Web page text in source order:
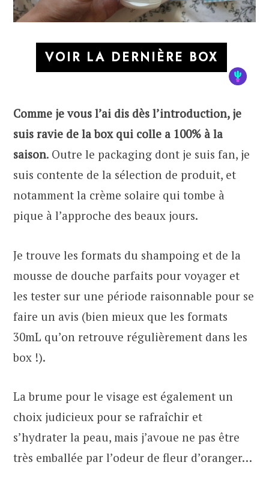
VOIR LA DERNIÈRE BOX
Comme je vous l’ai dis dès l’introduction, je
suis ravie de la box qui colle a 100% à la
saison. Outre le packaging dont je suis fan, je
suis contente de la sélection de produit, et
notamment la crème solaire qui tombe à
pique à l’approche des beaux jours.
Je trouve les formats du shampoing et de la
mousse de douche parfaits pour voyager et
les tester sur une période raisonnable pour se
faire un avis (bien mieux que les formats
30mL qu’on retrouve régulièrement dans les
box !).
La brume pour le visage est également un
choix judicieux pour se rafraîchir et
s’hydrater la peau, mais j’avoue ne pas être
très emballée par l’odeur de fleur d’oranger…